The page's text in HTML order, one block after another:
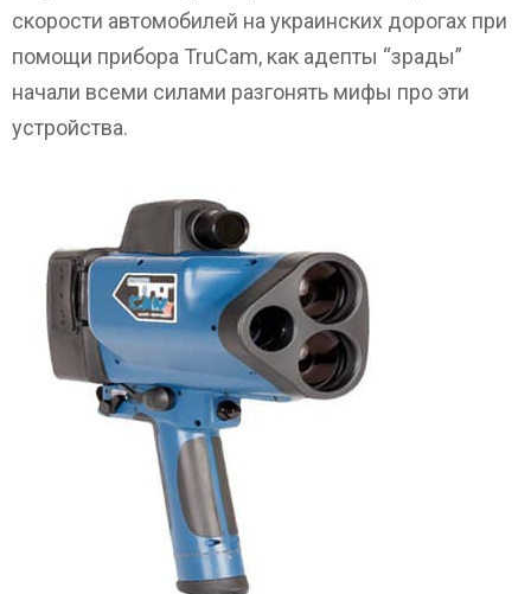
скорости автомобилей на украинских дорогах при
помощи прибора TruCam, как адепты “зрады”
начали всеми силами разгонять мифы про эти
устройства.